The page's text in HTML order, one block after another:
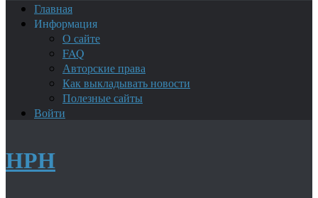
Главная
Информация
О сайте
FAQ
Авторские права
Как выкладывать новости
Полезные сайты
Войти
НРН